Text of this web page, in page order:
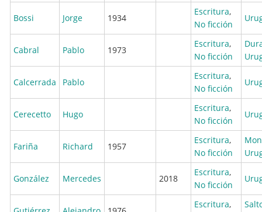
Bossi Jorge 1934
Escritura,
No ficción
Cabral Pablo 1973
Escritura,
No ficción
Calcerrada Pablo
Escritura,
No ficción
Cerecetto Hugo
Escritura,
No ficción
Fariña Richard 1957
Escritura,
No ficción
González Mercedes 2018
Escritura,
No ficción
Escritura,